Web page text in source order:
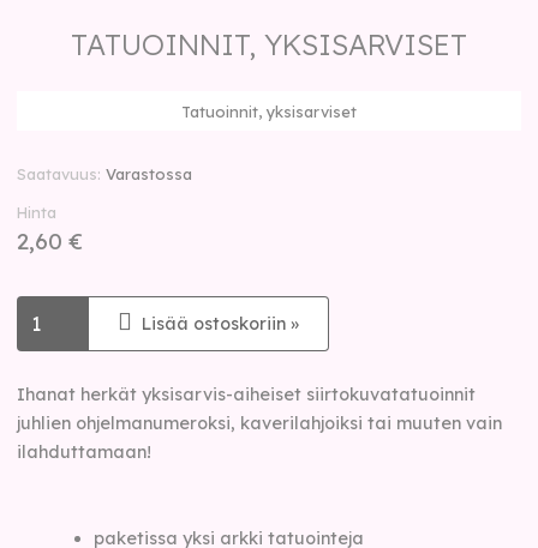
TATUOINNIT, YKSISARVISET
Tatuoinnit, yksisarviset
Saatavuus Varastossa
Hinta
2,60 €
Lisää ostoskoriin »
Ihanat herkät yksisarvis-aiheiset siirtokuvatatuoinnit
juhlien ohjelmanumeroksi, kaverilahjoiksi tai muuten vain
ilahduttamaan!
paketissa yksi arkki tatuointeja